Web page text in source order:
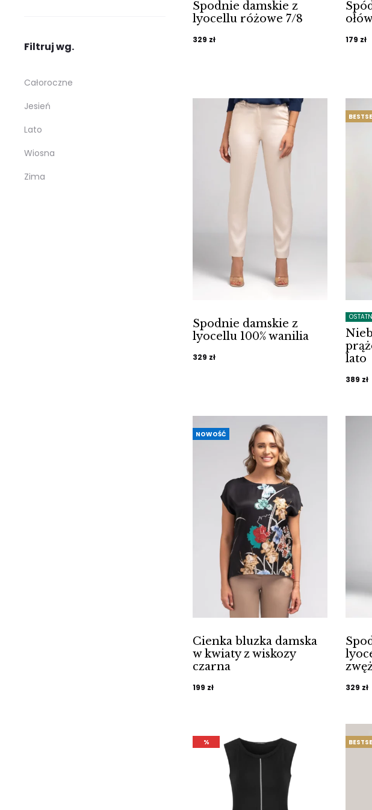
Spodnie damskie z
lyocellu różowe 7/8
329 zł 179 zł
Spodnie damskie z
lyocellu 100% wanilia
329 zł
lato
389 zł
NOWOŚĆ
Cienka bluzka damska
w kwiaty z wiskozy
czarna
199 zł 329 zł
%
Filtruj wg.
Całoroczne
Jesień
Lato
Wiosna
Zima